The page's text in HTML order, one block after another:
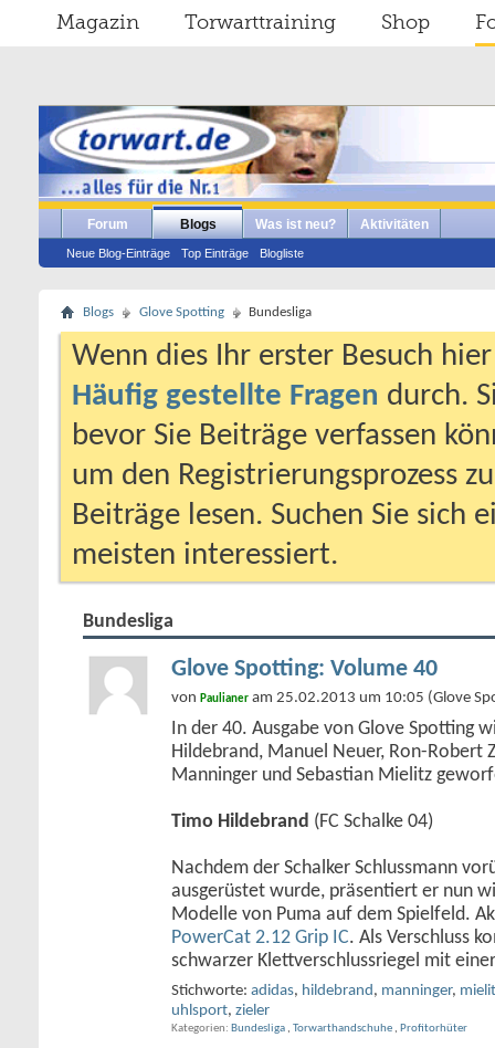
Magazin Torwarttraining Shop
Forum Blogs
Neue Blog-Einträge Top Einträge Blogliste
Was ist neu? Aktivitäten
Blogs Glove Spotting Bundesliga
Wenn dies Ihr erster Besuch
Häufig gestellte Fragen durch.
bevor Sie Beiträge verfassen
um den Registrierungsprozess
Beiträge lesen. Suchen Sie sich
meisten interessiert.
Bundesliga
Glove Spotting: Volume 40
von Paulianer am 25.02.2013 um 10:05 (Glove
In der 40. Ausgabe von Glove Spotting
Hildebrand, Manuel Neuer, Ron-Robert
Manninger und Sebastian Mielitz
Timo Hildebrand (FC Schalke 04)
Nachdem der Schalker Schlussmann
ausgerüstet wurde, präsentiert er nun
Modelle von Puma auf dem Spielfeld.
PowerCat 2.12 Grip IC. Als Verschluss
schwarzer Klettverschlussriegel mit
Stichworte: adidas, hildebrand, manninger,
uhlsport, zieler
Kategorien Bundesliga , Torwarthandschuhe , Profitorhüter